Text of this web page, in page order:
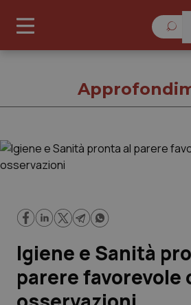
Governo e Parlamento
Regioni e Asl
Igiene e Sanità
parere favorevole